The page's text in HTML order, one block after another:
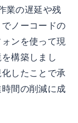
業の遅延や残
ノーコードの
ンを使って現
構築しまし
したことで承
間の削減に成